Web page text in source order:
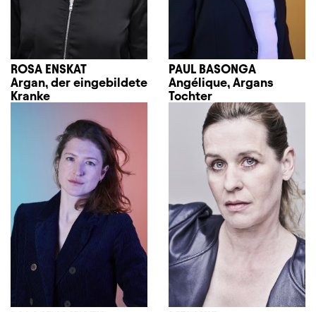
ROSA ENSKAT
Argan, der eingebildete
Kranke
PAUL BASONGA
Angélique, Argans
Tochter